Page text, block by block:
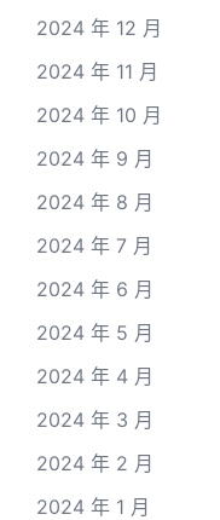
2024 年 12 月
2024 年 11 月
2024 年 10 月
2024 年 9 月
2024 年 8 月
2024 年 7 月
2024 年 6 月
2024 年 5 月
2024 年 4 月
2024 年 3 月
2024 年 2 月
2024 年 1 月